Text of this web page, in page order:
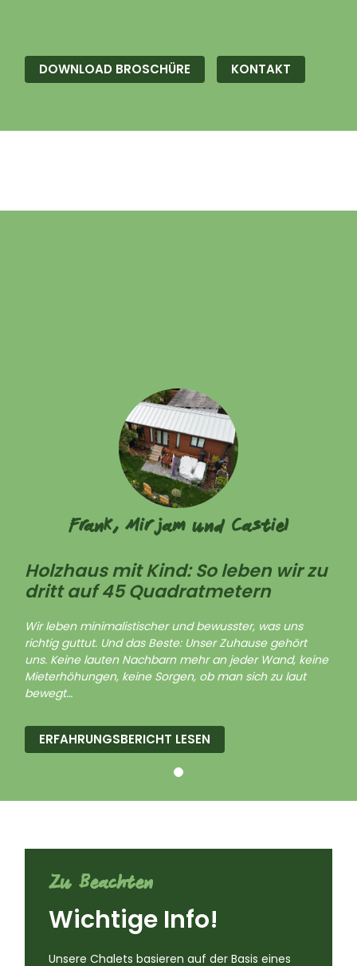
DOWNLOAD BROSCHÜRE KONTAKT
Frank, Mirjam und Castiel
Holzhaus mit Kind: So leben wir zu
dritt auf 45 Quadratmetern
Wir leben minimalistischer und bewusster, was uns
richtig guttut. Und das Beste: Unser Zuhause gehört
uns. Keine lauten Nachbarn mehr an jeder Wand, keine
Mieterhöhungen, keine Sorgen, ob man sich zu laut
bewegt…
ERFAHRUNGSBERICHT LESEN
Zu Beachten
Wichtige Info!
Unsere Chalets basieren auf der Basis eines